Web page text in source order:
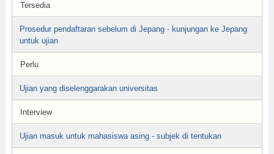
Tersedia
Prosedur pendaftaran sebelum di Jepang - kunjungan ke Jepang
untuk ujian
Perlu
Ujian yang diselenggarakan universitas
Interview
Ujian masuk untuk mahasiswa asing - subjek di tentukan